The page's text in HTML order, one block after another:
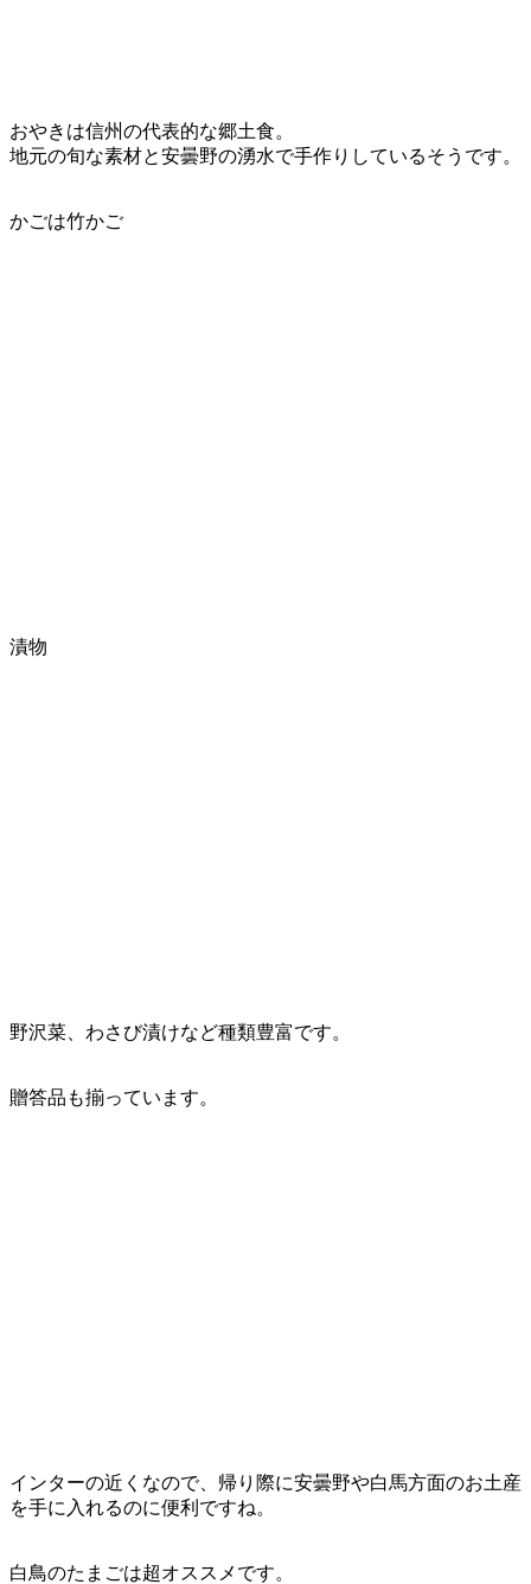
おやきは信州の代表的な郷土食。
地元の旬な素材と安曇野の湧水で手作りしているそうです。
かごは竹かご
漬物
野沢菜、わさび漬けなど種類豊富です。
贈答品も揃っています。
インターの近くなので、帰り際に安曇野や白馬方面のお土産
を手に入れるのに便利ですね。
白鳥のたまごは超オススメです。